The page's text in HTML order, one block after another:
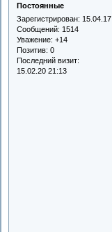
Постоянные
Зарегистрирован: 15.04.17
Сообщений: 1514
Уважение: +14
Позитив: 0
Последний визит:
15.02.20 21:13